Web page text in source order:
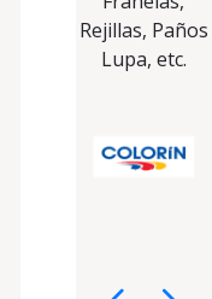
Rejillas, Paños
Lupa, etc.